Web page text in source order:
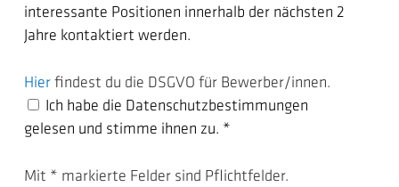
interessante Positionen innerhalb der nächsten 2
Jahre kontaktiert werden.
Hierfindest du die DSGVO für Bewerber/innen.
Ich habe die Datenschutzbestimmungen
gelesen und stimme ihnen zu. *
Mit * markierte Felder sind Pflichtfelder.